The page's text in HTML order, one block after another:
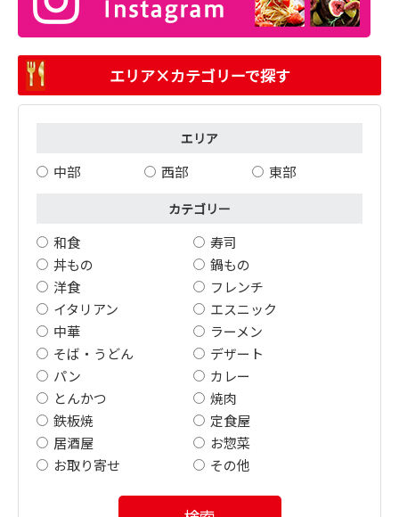
エリア×カテゴリーで探す
エリア
中部 西部 東部
カテゴリー
和食
寿司
丼もの
鍋もの
洋食
フレンチ
イタリアン
エスニック
中華
ラーメン
そば・うどん
デザート
パン
カレー
とんかつ
焼肉
鉄板焼
定食屋
居酒屋
お惣菜
お取り寄せ
その他